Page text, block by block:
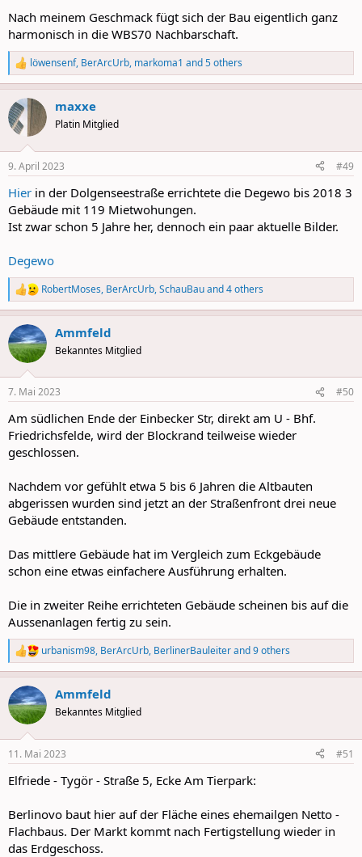
Nach meinem Geschmack fügt sich der Bau eigentlich ganz
harmonisch in die WBS70 Nachbarschaft.
R
e
a
c
t
i
s
löwensenf, BerArcUrb, markoma1 and 5 others
maxxe
Platin Mitglied
9. April 2023 #49
Hier in der Dolgenseestraße errichtete die Degewo bis 2018 3
Gebäude mit 119 Mietwohungen.
Ist zwar schon 5 Jahre her, dennoch ein paar aktuelle Bilder.
Degewo
R
e
a
c
t
i
s
RobertMoses, BerArcUrb,SchauBauand 4 others
Ammfeld
Bekanntes Mitglied
7. Mai 2023 #50
Am südlichen Ende der Einbecker Str, direkt am U - Bhf.
Friedrichsfelde, wird der Blockrand teilweise wieder
geschlossen.
Nachdem vor gefühlt etwa 5 bis 6 Jahren die Altbauten
abgerissen wurden sind jetzt an der Straßenfront drei neue
Gebäude entstanden.
Das mittlere Gebäude hat im Vergleich zum Eckgebäude
schon eine etwas einfachere Ausführung erhalten.
Die in zweiter Reihe errichteten Gebäude scheinen bis auf die
Aussenanlagen fertig zu sein.
R
e
a
c
t
i
s
urbanism98, BerArcUrb, BerlinerBauleiterand 9 others
Ammfeld
Bekanntes Mitglied
11. Mai 2023 #51
Elfriede - Tygör - Straße 5, Ecke Am Tierpark:
Berlinovo baut hier auf der Fläche eines ehemailgen Netto -
Flachbaus. Der Markt kommt nach Fertigstellung wieder in
das Erdgeschoss.